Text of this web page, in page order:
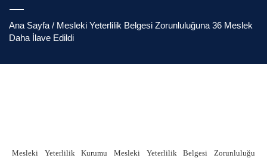
Ana Sayfa / Mesleki Yeterlilik Belgesi Zorunluluğuna 36 Meslek
Daha İlave Edildi
Mesleki Yeterlilik Kurumu Mesleki Yeterlilik Belgesi Zorunluluğu